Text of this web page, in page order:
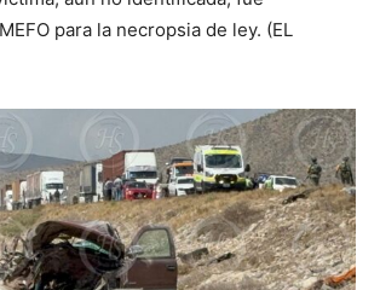
para la necropsia de ley. (EL